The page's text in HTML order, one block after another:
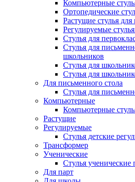
Компьютерные
Ортопедические
Растущие стулья
Регулируемые
Стулья для
Стулья для
школьников
Стулья для
Стулья для
Для письменного стола
Стулья для
Компьютерные
Компьютерные
Растущие
Регулируемые
Стулья детские
Трансформер
Ученические
Стулья ученические
Для парт